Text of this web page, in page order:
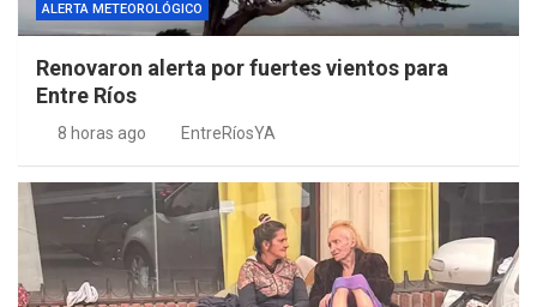
ALERTA METEOROLÓGICO
Renovaron alerta por fuertes vientos para
Entre Ríos
8 horas ago EntreRíosYA